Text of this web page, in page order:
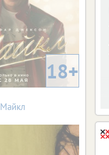
18+
Майкл